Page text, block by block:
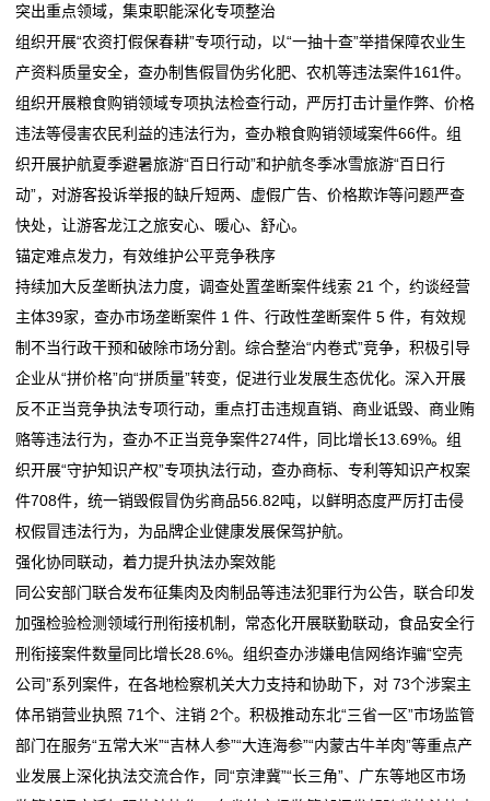
突出重点领域，集束职能深化专项整治
组织开展“农资打假保春耕”专项行动，以“一抽十查”举措保障农业生
产资料质量安全，查办制售假冒伪劣化肥、农机等违法案件161件。
组织开展粮食购销领域专项执法检查行动，严厉打击计量作弊、价格
违法等侵害农民利益的违法行为，查办粮食购销领域案件66件。组
织开展护航夏季避暑旅游“百日行动”和护航冬季冰雪旅游“百日行
动”，对游客投诉举报的缺斤短两、虚假广告、价格欺诈等问题严查
快处，让游客龙江之旅安心、暖心、舒心。
锚定难点发力，有效维护公平竞争秩序
持续加大反垄断执法力度，调查处置垄断案件线索 21 个，约谈经营
主体39家，查办市场垄断案件 1 件、行政性垄断案件 5 件，有效规
制不当行政干预和破除市场分割。综合整治“内卷式”竞争，积极引导
企业从“拼价格”向“拼质量”转变，促进行业发展生态优化。深入开展
反不正当竞争执法专项行动，重点打击违规直销、商业诋毁、商业贿
赂等违法行为，查办不正当竞争案件274件，同比增长13.69%。组
织开展“守护知识产权”专项执法行动，查办商标、专利等知识产权案
件708件，统一销毁假冒伪劣商品56.82吨，以鲜明态度严厉打击侵
权假冒违法行为，为品牌企业健康发展保驾护航。
强化协同联动，着力提升执法办案效能
同公安部门联合发布征集肉及肉制品等违法犯罪行为公告，联合印发
加强检验检测领域行刑衔接机制，常态化开展联勤联动，食品安全行
刑衔接案件数量同比增长28.6%。组织查办涉嫌电信网络诈骗“空壳
公司”系列案件，在各地检察机关大力支持和协助下，对 73个涉案主
体吊销营业执照 71个、注销 2个。积极推动东北“三省一区”市场监管
部门在服务“五常大米”“吉林人参”“大连海参”“内蒙古牛羊肉”等重点产
业发展上深化执法交流合作，同“京津冀”“长三角”、广东等地区市场